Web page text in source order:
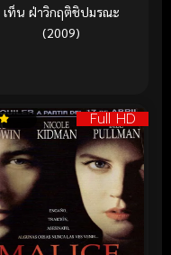
เท็น ฝ่าวิกฤติชิปมรณะ
(2009)
Full HD